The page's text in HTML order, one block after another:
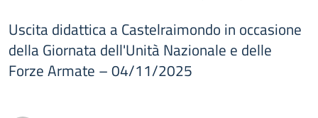
Uscita didattica a Castelraimondo in occasione
della Giornata dell'Unità Nazionale e delle
Forze Armate – 04/11/2025